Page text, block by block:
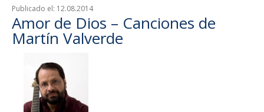
Publicado el: 12.08.2014
Amor de Dios – Canciones de
Martín Valverde